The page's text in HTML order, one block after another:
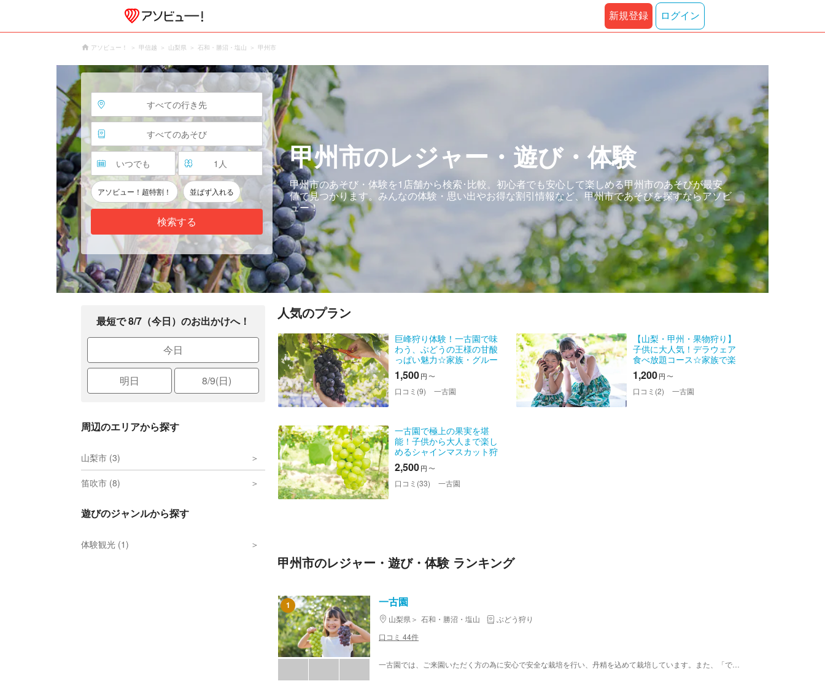
新規登録 ログイン
アソビュー！ 甲信越 山梨県 石和・勝沼・塩山 甲州市
すべての行き先
すべてのあそび
いつでも 1 人
アソビュー！超特割！ 並ばず入れる
検索する
甲州市のレジャー・遊び・体験
甲州市のあそび・体験を1店舗から検索･比較。初心者でも安心して楽しめる甲州市のあそびが最安
値で見つかります。みんなの体験・思い出やお得な割引情報など、甲州市であそびを探すならアソビ
ュー！
最短で 8/7（今日）のお出かけへ！
今日
明日 8/9(日)
周辺のエリアから探す
山梨市 (3)
笛吹市 (8)
遊びのジャンルから探す
体験観光 (1)
人気のプラン
巨峰狩り体験！一古園で味
わう、ぶどうの王様の甘酸
っぱい魅力☆家族・グルー
プ歓迎！
1,500円 〜
口コミ(9) 一古園
【山梨・甲州・果物狩り】
子供に大人気！デラウェア
食べ放題コース☆家族で楽
しむぶどう狩り体験♪
1,200円 〜
口コミ(2) 一古園
一古園で極上の果実を堪
能！子供から大人まで楽し
めるシャインマスカット狩
り体験 アンティークな雰
囲気もお楽しみください
2,500円 〜
口コミ(33) 一古園
甲州市のレジャー・遊び・体験 ランキング
1 一古園
山梨県 石和・勝沼・塩山
ぶどう狩り
口コミ 44件